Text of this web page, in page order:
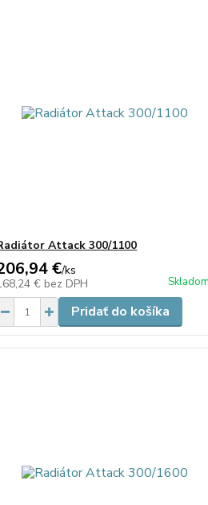
Attack 300/1100
€/ks
€ bez DPH Skladom
Pridať do košíka